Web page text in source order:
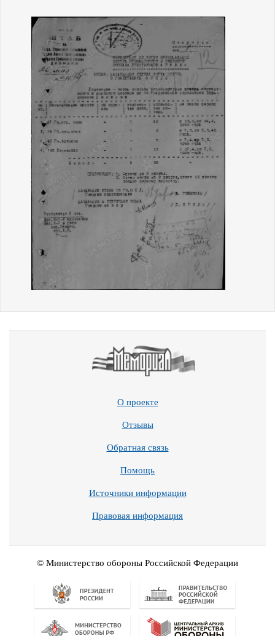
О проекте
Отзывы
Обратная связь
Помощь
Источники информации
Правовая информация
© Министерство обороны Российской Федерации